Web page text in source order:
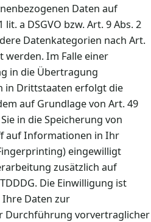
Daten auf
a DSGVO bzw. Art. 9 Abs. 2
Datenkategorien nach Art.
werden. Im Falle einer
in die Übertragung
in Drittstaaten erfolgt die
auf Grundlage von Art. 49
in die Speicherung von
auf Informationen in Ihr
eingewilligt
zusätzlich auf
Die Einwilligung ist
Daten zur
Durchführung vorvertraglicher